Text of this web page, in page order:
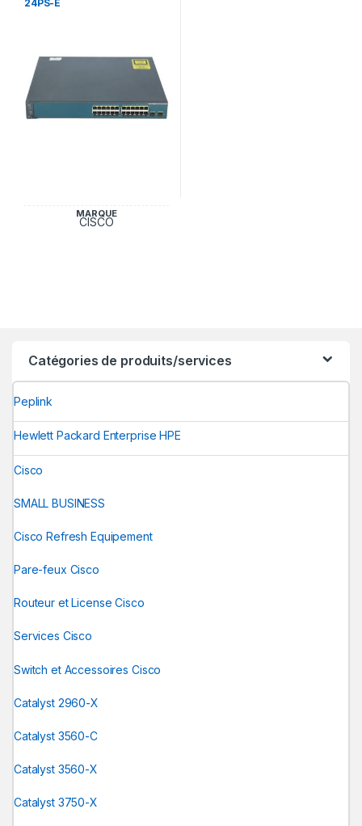
24PS-E
MARQUE
CISCO
Catégories de produits/services
Peplink
Hewlett Packard Enterprise HPE
Cisco
SMALL BUSINESS
Cisco Refresh Equipement
Pare-feux Cisco
Routeur et License Cisco
Services Cisco
Switch et Accessoires Cisco
Catalyst 2960-X
Catalyst 3560-C
Catalyst 3560-X
Catalyst 3750-X